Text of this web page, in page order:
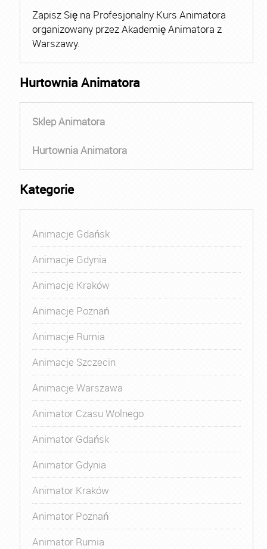
Zapisz Się na Profesjonalny Kurs Animatora
organizowany przez Akademię Animatora z
Warszawy.
Hurtownia Animatora
Sklep Animatora
Hurtownia Animatora
Kategorie
Animacje Gdańsk
Animacje Gdynia
Animacje Kraków
Animacje Poznań
Animacje Rumia
Animacje Szczecin
Animacje Warszawa
Animator Czasu Wolnego
Animator Gdańsk
Animator Gdynia
Animator Kraków
Animator Poznań
Animator Rumia